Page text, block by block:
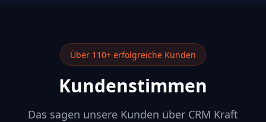
Über 110+ erfolgreiche Kunden
Kundenstimmen
Das sagen unsere Kunden über CRM Kraft